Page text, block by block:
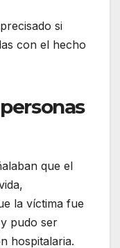
si
con el hecho
que el
la víctima fue
pudo ser
hospitalaria.